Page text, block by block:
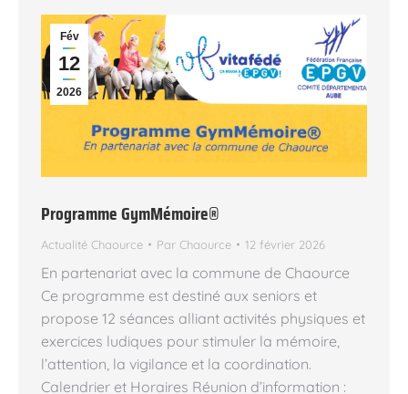
Fév
12
2026
Programme GymMémoire®
Actualité Chaource Par Chaource 12 février 2026
En partenariat avec la commune de Chaource
Ce programme est destiné aux seniors et
propose 12 séances alliant activités physiques et
exercices ludiques pour stimuler la mémoire,
l’attention, la vigilance et la coordination.
Calendrier et Horaires Réunion d’information :